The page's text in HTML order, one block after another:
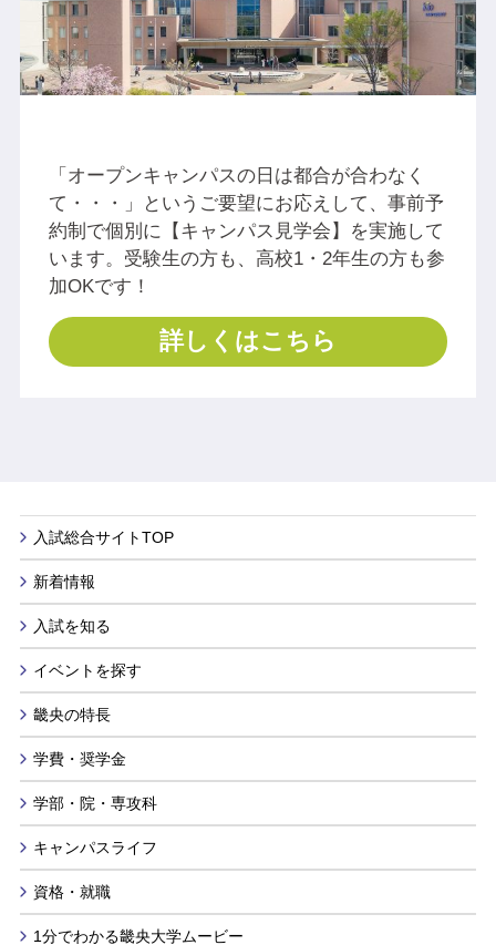
「オープンキャンパスの日は都合が合わなく
て・・・」というご要望にお応えして、事前予
約制で個別に【キャンパス見学会】を実施して
います。受験生の方も、高校1・2年生の方も参
加OKです！
詳しくはこちら
入試総合サイトTOP
新着情報
入試を知る
イベントを探す
畿央の特長
学費・奨学金
学部・院・専攻科
キャンパスライフ
資格・就職
1分でわかる畿央大学ムービー